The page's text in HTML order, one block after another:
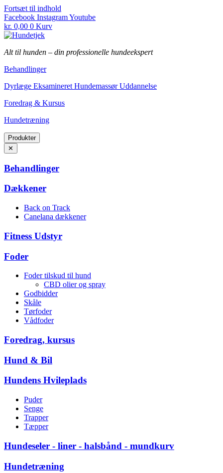
Fortsæt til indhold
Facebook InstagramYoutube
kr. 0,00 0 Kurv
Alt til hunden – din professionelle hundeekspert
Behandlinger
Dyrlæge Eksamineret Hundemassør Uddannelse
Foredrag & Kursus
Hundetræning
Produkter
✕
Behandlinger
Dækkener
Back on Track
Canelana dækkener
Fitness Udstyr
Foder
Foder tilskud til hund
CBD olier og spray
Godbidder
Skåle
Tørfoder
Vådfoder
Foredrag, kursus
Hund & Bil
Hundens Hvileplads
Puder
Senge
Trapper
Tæpper
Hundeseler - liner - halsbånd - mundkurv
Hundetræning